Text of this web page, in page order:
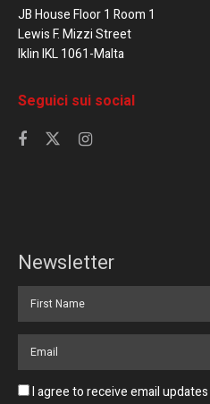
JB House Floor 1 Room 1
Lewis F. Mizzi Street
Iklin IKL 1061-Malta
Seguici sui social
Newsletter
I agree to receive email